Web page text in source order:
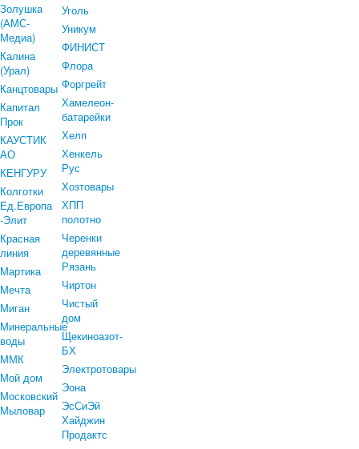
Золушка
(АМС-
Медиа)
Калина
(Урал)
Канцтовары
Капитал
Прок
КАУСТИК
АО
КЕНГУРУ
Колготки
Ед.Европа
-Элит
Красная
линия
Мартика
Мечта
Миган
Минеральные
воды
ММК
Мой дом
Московский
Мыловар
Уголь
Уникум
ФИНИСТ
Флора
Форгрейт
Хамелеон-
батарейки
Хелп
Хенкель
Рус
Хозтовары
ХПП
полотно
Черенки
деревянные
Рязань
Чиртон
Чистый
дом
Щекиноазот-
БХ
Электротовары
Эона
ЭсСиЭй
Хайджин
Продактс